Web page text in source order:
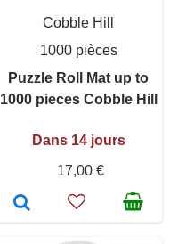
Cobble Hill
1000 pièces
Puzzle Roll Mat up to
1000 pieces Cobble Hill
Dans 14 jours
17,00 €